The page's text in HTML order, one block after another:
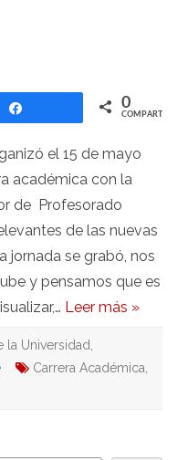
0
COMPARTIR
el 15 de mayo
académica con la
de Profesorado
de las nuevas
jornada se grabó, nos
y pensamos que es
Leer más »
la Universidad
Carrera Académica